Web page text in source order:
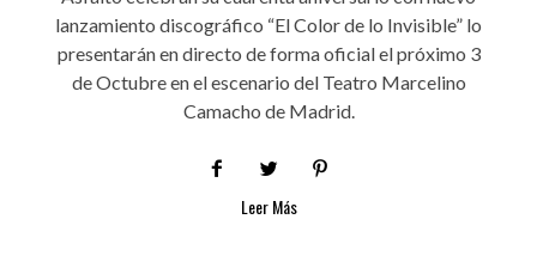
lanzamiento discográfico “El Color de lo Invisible” lo
presentarán en directo de forma oficial el próximo 3
de Octubre en el escenario del Teatro Marcelino
Camacho de Madrid.
Leer Más